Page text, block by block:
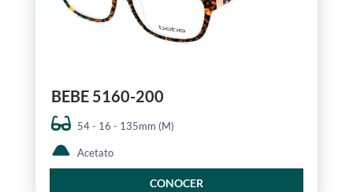
BEBE 5160-200
54 - 16 - 135mm (M)
Acetato
CONOCER